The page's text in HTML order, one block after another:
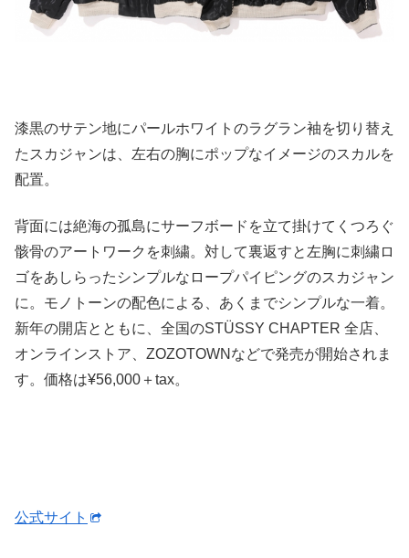
漆黒のサテン地にパールホワイトのラグラン袖を切り替え
たスカジャンは、左右の胸にポップなイメージのスカルを
配置。
背面には絶海の孤島にサーフボードを立て掛けてくつろぐ
骸骨のアートワークを刺繍。対して裏返すと左胸に刺繍ロ
ゴをあしらったシンプルなロープパイピングのスカジャン
に。モノトーンの配色による、あくまでシンプルな一着。
新年の開店とともに、全国のSTÜSSY CHAPTER 全店、
オンラインストア、ZOZOTOWNなどで発売が開始されま
す。価格は¥56,000＋tax。
公式サイト